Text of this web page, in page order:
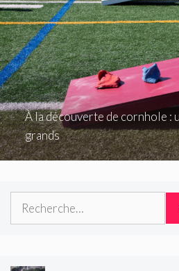
À la découverte de cornhole :
grands
Rechercher :